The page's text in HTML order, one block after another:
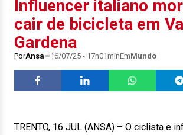
Influencer italiano
cair de bicicleta em
Gardena
PorAnsa 16/07/25 - 17h01minEmMundo
TRENTO, 16 JUL (ANSA) – O ciclista e